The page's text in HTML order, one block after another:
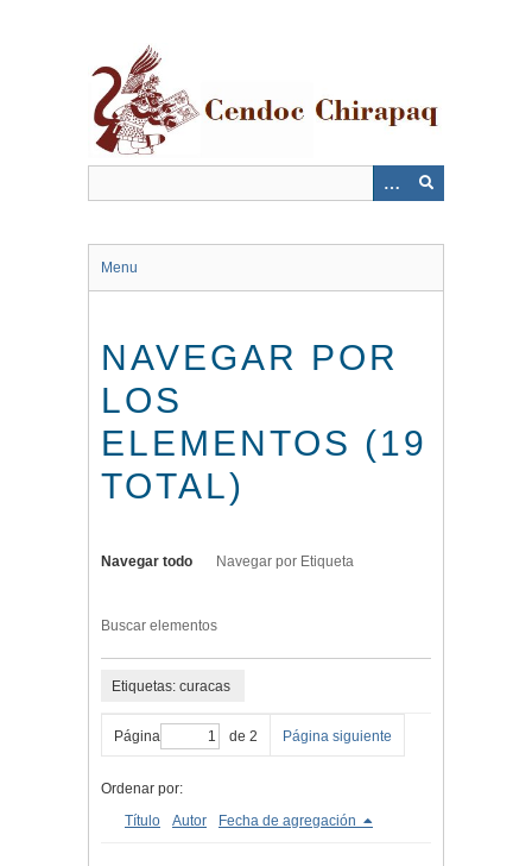
Menu
NAVEGAR POR
LOS
ELEMENTOS (19
TOTAL)
Navegar todo Navegar por Etiqueta
Buscar elementos
Etiquetas: curacas
Página de 2 Página siguiente
Ordenar por:
Título
Autor Fecha de agregación